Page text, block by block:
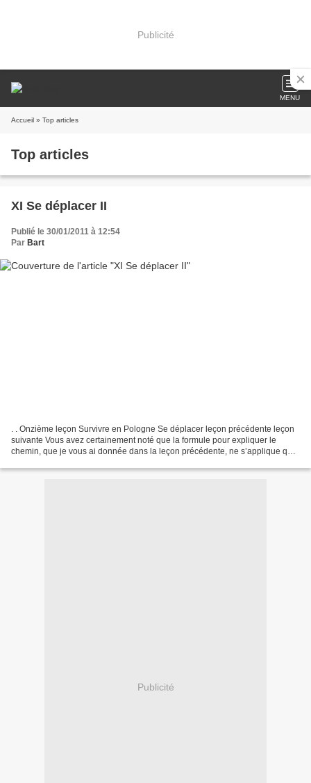
Publicité
MENU
Accueil » Top articles
Top articles
XI Se déplacer II
Publié le 30/01/2011 à 12:54
Par Bart
. . Onzième leçon Survivre en Pologne Se déplacer leçon précédente leçon
suivante Vous avez certainement noté que la formule pour expliquer le
chemin, que je vous ai donnée dans la leçon précédente, ne s’applique que
Publicité